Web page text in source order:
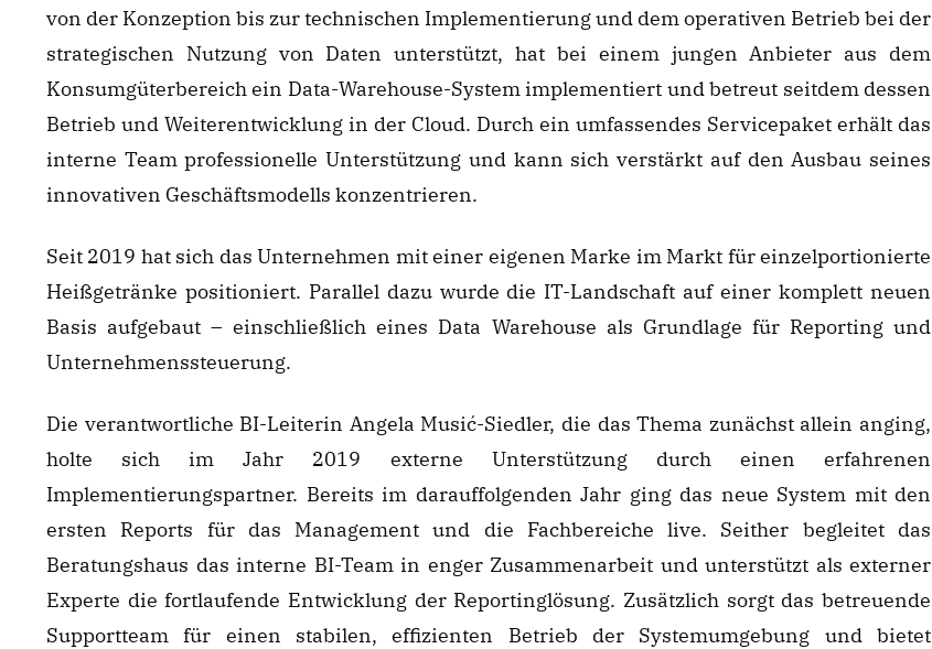
von der Konzeption bis zur technischen Implementierung und dem operativen Betrieb bei der
strategischen Nutzung von Daten unterstützt, hat bei einem jungen Anbieter aus dem
Konsumgüterbereich ein Data-Warehouse-System implementiert und betreut seitdem dessen
Betrieb und Weiterentwicklung in der Cloud. Durch ein umfassendes Servicepaket erhält das
interne Team professionelle Unterstützung und kann sich verstärkt auf den Ausbau seines
innovativen Geschäftsmodells konzentrieren.
Seit 2019 hat sich das Unternehmen mit einer eigenen Marke im Markt für einzelportionierte
Heißgetränke positioniert. Parallel dazu wurde die IT-Landschaft auf einer komplett neuen
Basis aufgebaut – einschließlich eines Data Warehouse als Grundlage für Reporting und
Unternehmenssteuerung.
Die verantwortliche BI-Leiterin Angela Musić-Siedler, die das Thema zunächst allein anging,
holte sich im Jahr 2019 externe Unterstützung durch einen erfahrenen
Implementierungspartner. Bereits im darauffolgenden Jahr ging das neue System mit den
ersten Reports für das Management und die Fachbereiche live. Seither begleitet das
Beratungshaus das interne BI-Team in enger Zusammenarbeit und unterstützt als externer
Experte die fortlaufende Entwicklung der Reportinglösung. Zusätzlich sorgt das betreuende
Supportteam für einen stabilen, effizienten Betrieb der Systemumgebung und bietet